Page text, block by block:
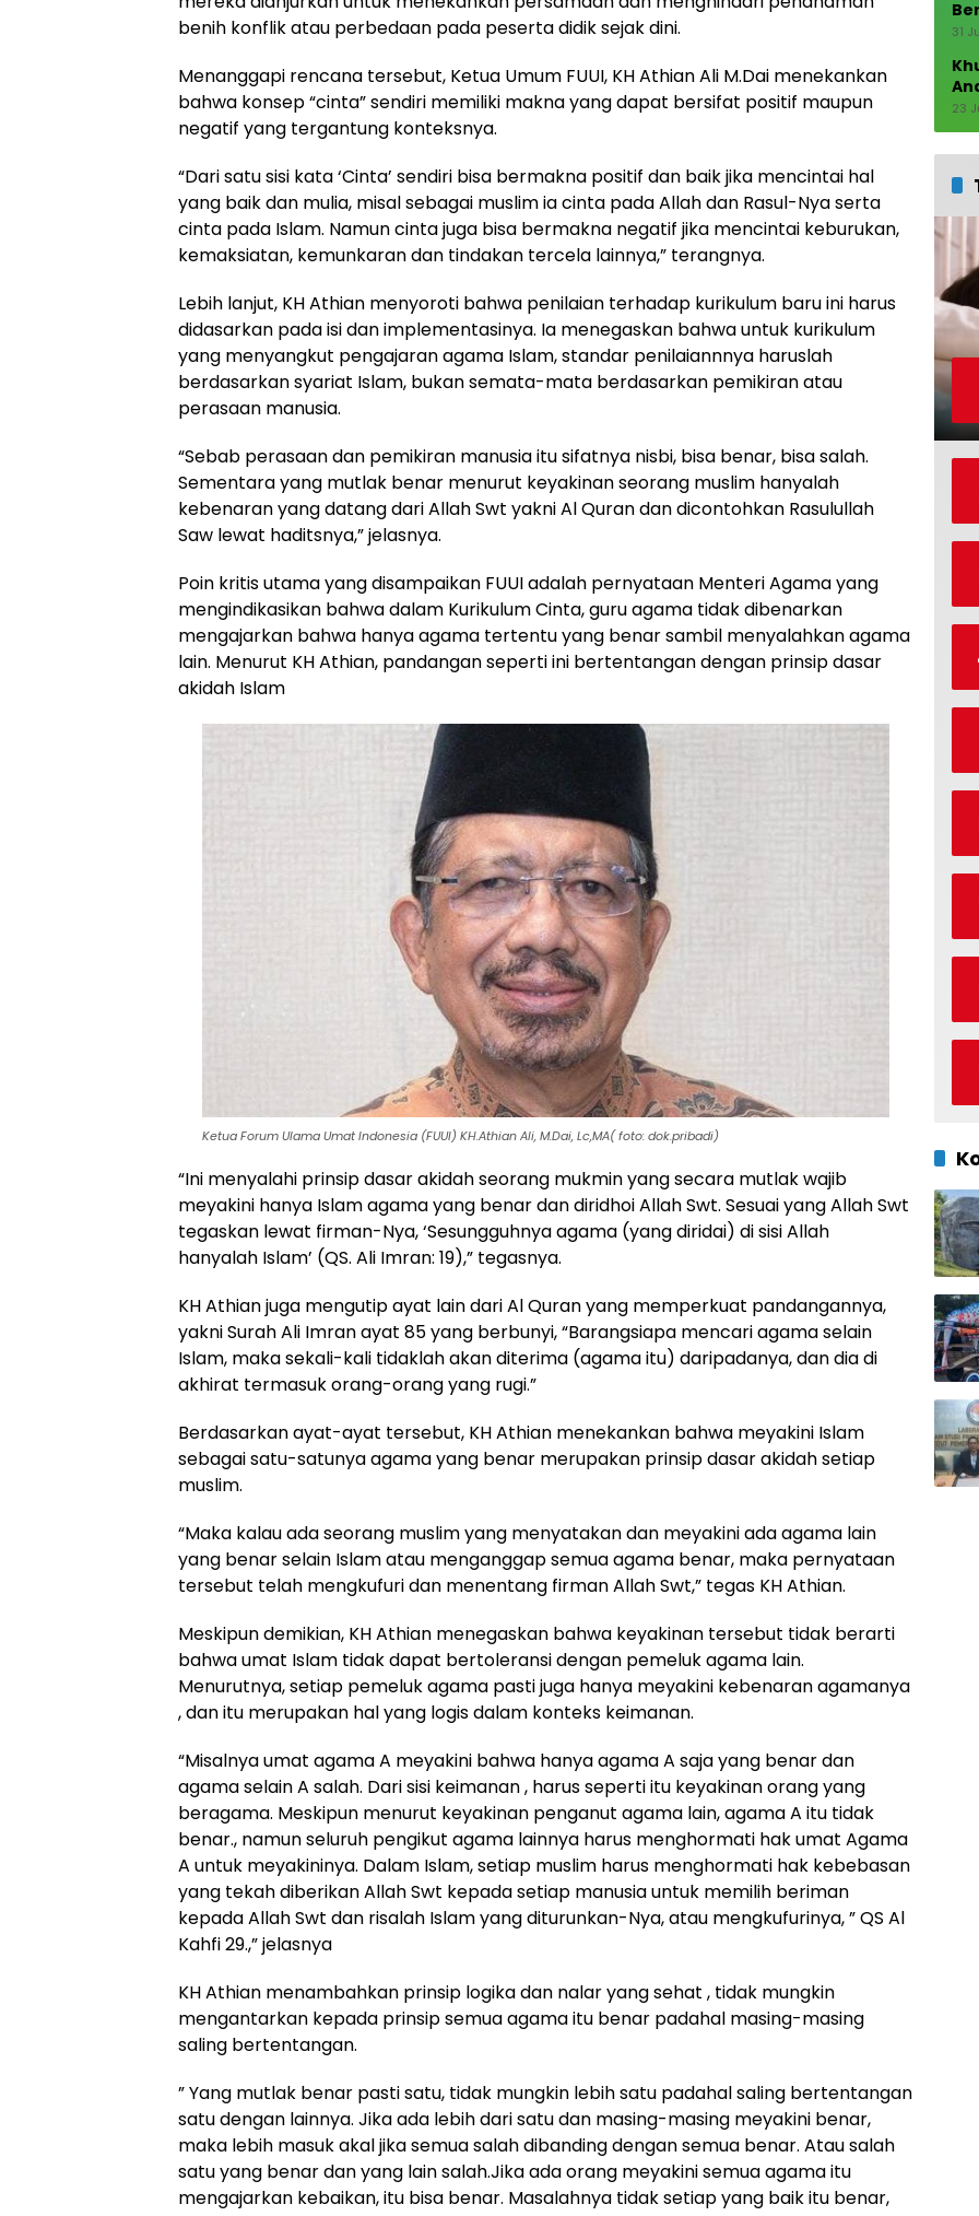
benih konflik atau perbedaan pada peserta didik sejak dini.
Menanggapi rencana tersebut, Ketua Umum FUUI, KH Athian Ali M.Dai menekankan
bahwa konsep “cinta” sendiri memiliki makna yang dapat bersifat positif maupun
negatif yang tergantung konteksnya.
“Dari satu sisi kata ‘Cinta’ sendiri bisa bermakna positif dan baik jika mencintai hal
yang baik dan mulia, misal sebagai muslim ia cinta pada Allah dan Rasul-Nya serta
cinta pada Islam. Namun cinta juga bisa bermakna negatif jika mencintai keburukan,
kemaksiatan, kemunkaran dan tindakan tercela lainnya,” terangnya.
Lebih lanjut, KH Athian menyoroti bahwa penilaian terhadap kurikulum baru ini harus
didasarkan pada isi dan implementasinya. Ia menegaskan bahwa untuk kurikulum
yang menyangkut pengajaran agama Islam, standar penilaiannnya haruslah
berdasarkan syariat Islam, bukan semata-mata berdasarkan pemikiran atau
perasaan manusia.
“Sebab perasaan dan pemikiran manusia itu sifatnya nisbi, bisa benar, bisa salah.
Sementara yang mutlak benar menurut keyakinan seorang muslim hanyalah
kebenaran yang datang dari Allah Swt yakni Al Quran dan dicontohkan Rasulullah
Saw lewat haditsnya,” jelasnya.
Poin kritis utama yang disampaikan FUUI adalah pernyataan Menteri Agama yang
mengindikasikan bahwa dalam Kurikulum Cinta, guru agama tidak dibenarkan
mengajarkan bahwa hanya agama tertentu yang benar sambil menyalahkan agama
lain. Menurut KH Athian, pandangan seperti ini bertentangan dengan prinsip dasar
akidah Islam
Ketua Forum Ulama Umat Indonesia (FUUI) KH.Athian Ali, M.Dai, Lc,MA( foto: dok.pribadi)
“Ini menyalahi prinsip dasar akidah seorang mukmin yang secara mutlak wajib
meyakini hanya Islam agama yang benar dan diridhoi Allah Swt. Sesuai yang Allah Swt
tegaskan lewat firman-Nya, ‘Sesungguhnya agama (yang diridai) di sisi Allah
hanyalah Islam’ (QS. Ali Imran: 19),” tegasnya.
KH Athian juga mengutip ayat lain dari Al Quran yang memperkuat pandangannya,
yakni Surah Ali Imran ayat 85 yang berbunyi, “Barangsiapa mencari agama selain
Islam, maka sekali-kali tidaklah akan diterima (agama itu) daripadanya, dan dia di
akhirat termasuk orang-orang yang rugi.”
Berdasarkan ayat-ayat tersebut, KH Athian menekankan bahwa meyakini Islam
sebagai satu-satunya agama yang benar merupakan prinsip dasar akidah setiap
muslim.
“Maka kalau ada seorang muslim yang menyatakan dan meyakini ada agama lain
yang benar selain Islam atau menganggap semua agama benar, maka pernyataan
tersebut telah mengkufuri dan menentang firman Allah Swt,” tegas KH Athian.
Meskipun demikian, KH Athian menegaskan bahwa keyakinan tersebut tidak berarti
bahwa umat Islam tidak dapat bertoleransi dengan pemeluk agama lain.
Menurutnya, setiap pemeluk agama pasti juga hanya meyakini kebenaran agamanya
, dan itu merupakan hal yang logis dalam konteks keimanan.
“Misalnya umat agama A meyakini bahwa hanya agama A saja yang benar dan
agama selain A salah. Dari sisi keimanan , harus seperti itu keyakinan orang yang
beragama. Meskipun menurut keyakinan penganut agama lain, agama A itu tidak
benar., namun seluruh pengikut agama lainnya harus menghormati hak umat Agama
A untuk meyakininya. Dalam Islam, setiap muslim harus menghormati hak kebebasan
yang tekah diberikan Allah Swt kepada setiap manusia untuk memilih beriman
kepada Allah Swt dan risalah Islam yang diturunkan-Nya, atau mengkufurinya, ” QS Al
Kahfi 29.,” jelasnya
KH Athian menambahkan prinsip logika dan nalar yang sehat , tidak mungkin
mengantarkan kepada prinsip semua agama itu benar padahal masing-masing
saling bertentangan.
” Yang mutlak benar pasti satu, tidak mungkin lebih satu padahal saling bertentangan
satu dengan lainnya. Jika ada lebih dari satu dan masing-masing meyakini benar,
maka lebih masuk akal jika semua salah dibanding dengan semua benar. Atau salah
satu yang benar dan yang lain salah.Jika ada orang meyakini semua agama itu
mengajarkan kebaikan, itu bisa benar. Masalahnya tidak setiap yang baik itu benar,
31
23